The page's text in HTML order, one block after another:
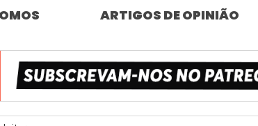
ARTIGOS DE OPINIÃO